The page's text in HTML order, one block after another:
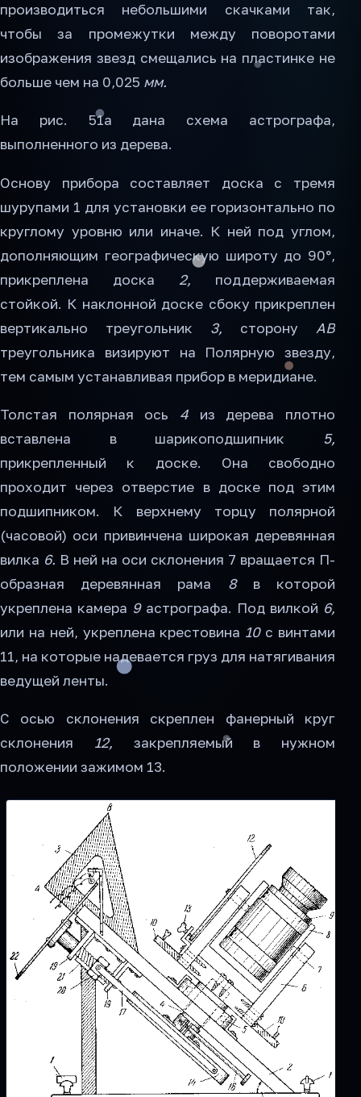
производиться небольшими скачками так,
чтобы за промежутки между поворотами
изображения звезд смещались на пластинке не
больше чем на 0,025 мм.
На рис. 51а дана схема астрографа,
выполненного из дерева.
Основу прибора составляет доска с тремя
шурупами 1 для установки ее горизонтально по
круглому уровню или иначе. К ней под углом,
дополняющим географическую широту до 90°,
прикреплена доска 2, поддерживаемая
стойкой. К наклонной доске сбоку прикреплен
вертикально треугольник 3, сторону АВ
треугольника визируют на Полярную звезду,
тем самым устанавливая прибор в меридиане.
Толстая полярная ось 4 из дерева плотно
вставлена в шарикоподшипник 5,
прикрепленный к доске. Она свободно
проходит через отверстие в доске под этим
подшипником. К верхнему торцу полярной
(часовой) оси привинчена широкая деревянная
вилка 6. В ней на оси склонения 7 вращается П-
образная деревянная рама 8 в которой
укреплена камера 9астрографа. Под вилкой 6,
или на ней, укреплена крестовина 10с винтами
11, на которые надевается груз для натягивания
ведущей ленты.
С осью склонения скреплен фанерный круг
склонения 12, закрепляемый в нужном
положении зажимом 13.